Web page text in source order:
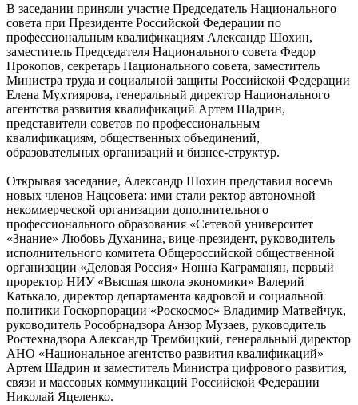
В заседании приняли участие Председатель Национального
совета при Президенте Российской Федерации по
профессиональным квалификациям Александр Шохин,
заместитель Председателя Национального совета Федор
Прокопов, секретарь Национального совета, заместитель
Министра труда и социальной защиты Российской Федерации
Елена Мухтиярова, генеральный директор Национального
агентства развития квалификаций Артем Шадрин,
представители советов по профессиональным
квалификациям, общественных объединений,
образовательных организаций и бизнес-структур.
Открывая заседание, Александр Шохин представил восемь
новых членов Нацсовета: ими стали ректор автономной
некоммерческой организации дополнительного
профессионального образования «Сетевой университет
«Знание» Любовь Духанина, вице-президент, руководитель
исполнительного комитета Общероссийской общественной
организации «Деловая Россия» Нонна Каграманян, первый
проректор НИУ «Высшая школа экономики» Валерий
Катькало, директор департамента кадровой и социальной
политики Госкорпорации «Роскосмос» Владимир Матвейчук,
руководитель Рособрнадзора Анзор Музаев, руководитель
Ростехнадзора Александр Трембицкий, генеральный директор
АНО «Национальное агентство развития квалификаций»
Артем Шадрин и заместитель Министра цифрового развития,
связи и массовых коммуникаций Российской Федерации
Николай Яцеленко.